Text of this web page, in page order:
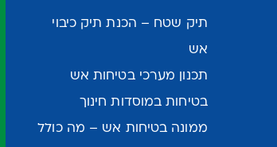
תיק שטח – הכנת תיק כיבוי
אש
תכנון מערכי בטיחות אש
בטיחות במוסדות חינוך
ממונה בטיחות אש – מה כולל